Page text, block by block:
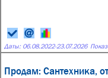
Даты: 06.08.2022-23.07.2026
Продам: Сантехника,